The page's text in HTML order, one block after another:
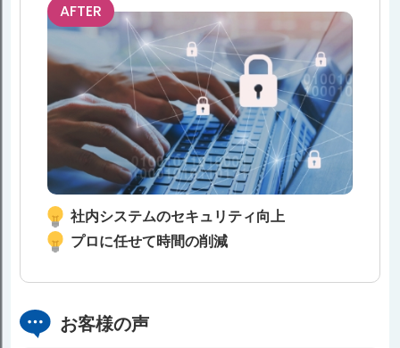
AFTER
社内システムのセキュリティ向上
プロに任せて時間の削減
お客様の声